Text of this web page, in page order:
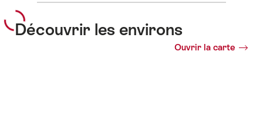
Découvrir les environs
Ouvrir la carte